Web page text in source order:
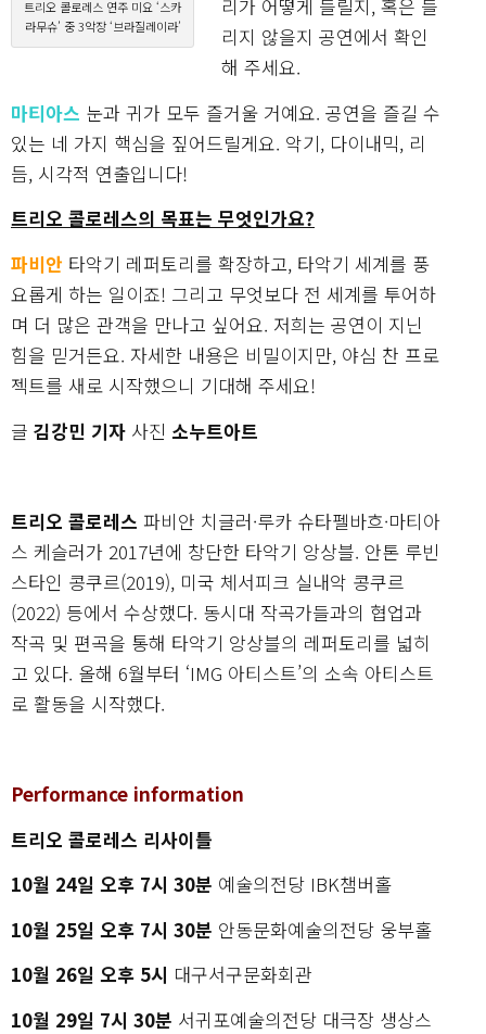
트리오 콜로레스 연주 미요 ‘스카
라무슈’ 중 3악장 ‘브라질레이라’
리가 어떻게 들릴지, 혹은 들
리지 않을지 공연에서 확인
해 주세요.
마티아스 눈과 귀가 모두 즐거울 거예요. 공연을 즐길 수
있는 네 가지 핵심을 짚어드릴게요. 악기, 다이내믹, 리
듬, 시각적 연출입니다!
트리오 콜로레스의 목표는 무엇인가요?
파비안 타악기 레퍼토리를 확장하고, 타악기 세계를 풍
요롭게 하는 일이죠! 그리고 무엇보다 전 세계를 투어하
며 더 많은 관객을 만나고 싶어요. 저희는 공연이 지닌
힘을 믿거든요. 자세한 내용은 비밀이지만, 야심 찬 프로
젝트를 새로 시작했으니 기대해 주세요!
글 김강민 기자 사진 소누트아트
트리오 콜로레스 파비안 치글러·루카 슈타펠바흐·마티아
스 케슬러가 2017년에 창단한 타악기 앙상블. 안톤 루빈
스타인 콩쿠르(2019), 미국 체서피크 실내악 콩쿠르
(2022) 등에서 수상했다. 동시대 작곡가들과의 협업과
작곡 및 편곡을 통해 타악기 앙상블의 레퍼토리를 넓히
고 있다. 올해 6월부터 ‘IMG 아티스트’의 소속 아티스트
로 활동을 시작했다.
Performance information
트리오 콜로레스 리사이틀
10월 24일 오후 7시 30분 예술의전당 IBK챔버홀
10월 25일 오후 7시 30분 안동문화예술의전당 웅부홀
10월 26일 오후 5시 대구서구문화회관
10월 29일 7시 30분 서귀포예술의전당 대극장 생상스